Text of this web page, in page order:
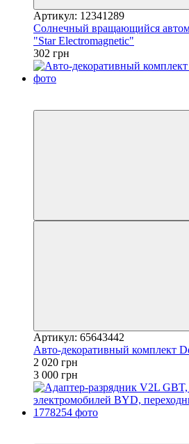
Артикул: 12341289
Солнечный вращающийся
"Star Electromagnetic"
302 грн
Артикул: 65643442
Авто-декоративный комплект
2 020 грн
3 000 грн